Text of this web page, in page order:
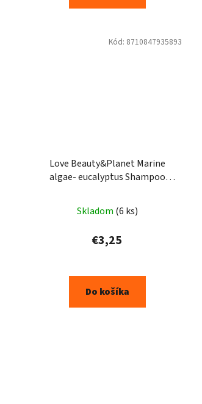
Love Beauty&Planet Marine
algae- eucalyptus Shampoo
Skladom (6 ks)
€3,25
Do košíka
Kód: 8710847935893